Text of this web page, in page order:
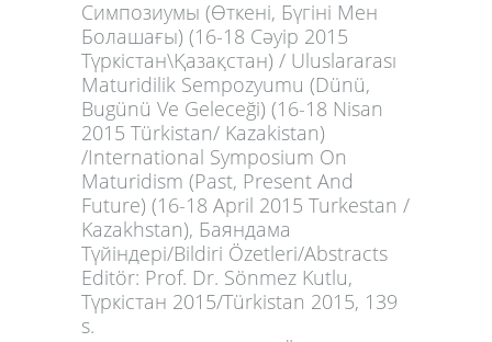
Симпозиумы (Өткені, Бүгіні Мен
Болашағы) (16-18 Сәуір 2015
Түркістан\Қазақстан) / Uluslararası
Maturidilik Sempozyumu (Dünü,
Bugünü Ve Geleceği) (16-18 Nisan
2015 Türkistan/ Kazakistan)
/International Symposium On
Maturidism (Past, Present And
Future) (16-18 April 2015 Turkestan /
Kazakhstan), Баяндама
Түйіндері/Bildiri Özetleri/Abstracts
Editör: Prof. Dr. Sönmez Kutlu,
Түркістан 2015/Türkistan 2015, 139
s.